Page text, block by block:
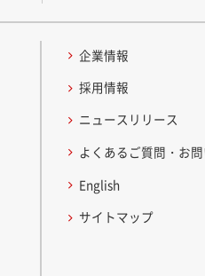
企業情報
採用情報
ニュースリリース
よくあるご質問・お
English
サイトマップ